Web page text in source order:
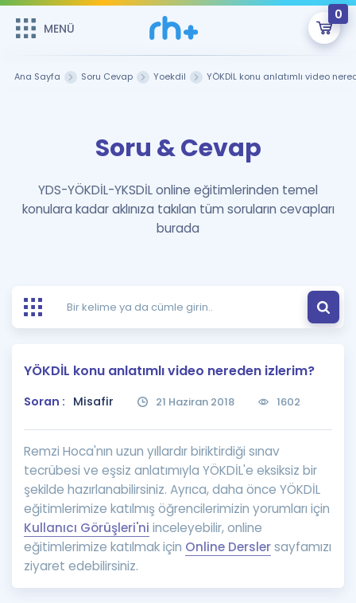
MENÜ
0
Şifremi Hatırlamıyorum
GİRİŞ YAP
Remzi Hoca ile seni sınava hazırlayacak onlarca eğitim seni
bekliyor!
MENÜ
Çalışma Paketleri
Kitaplar ve Kaynaklar
Ücretsiz Kaynaklar
Puan Hesaplama
Rehberlik Aracı
ÖSYM Sınav Takvimi
Kampanyalar
Blog
İngilizce Gramer
Blog
İngilizce Gramer
Hakkımızda
Ana Sayfa Soru Cevap Yoekdil YÖKDİL konu anlatımlı video
Soru & Cevap
YDS-YÖKDİL-YKSDİL online eğitimlerinden temel
konulara kadar aklınıza takılan tüm soruların cevapları
burada
YÖKDİL konu anlatımlı video nereden izlerim?
Soran : Misafir 21 Haziran 2018 1602
Remzi Hoca'nın uzun yıllardır biriktirdiği sınav
tecrübesi ve eşsiz anlatımıyla YÖKDİL'e eksiksiz bir
şekilde hazırlanabilirsiniz. Ayrıca, daha önce YÖKDİL
eğitimlerimize katılmış öğrencilerimizin yorumları için
Kullanıcı Görüşleri'ni inceleyebilir, online
eğitimlerimize katılmak için Online Derslersayfamızı
ziyaret edebilirsiniz.